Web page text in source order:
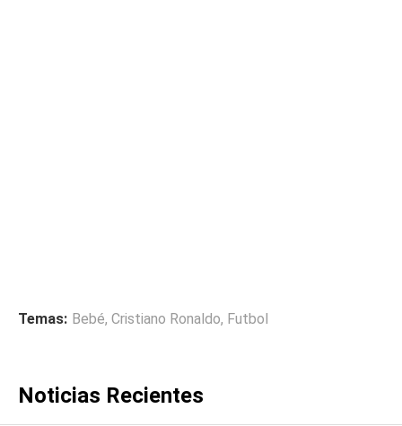
Temas: Bebé, Cristiano Ronaldo, Futbol
Noticias Recientes